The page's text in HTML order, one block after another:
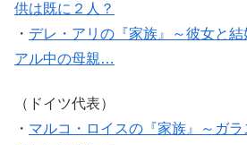
供は既に２人？
・ デレ・アリの『家族』～彼女と結
アル中の母親…
（ドイツ代表）
・ マルコ・ロイスの『家族』～ガ